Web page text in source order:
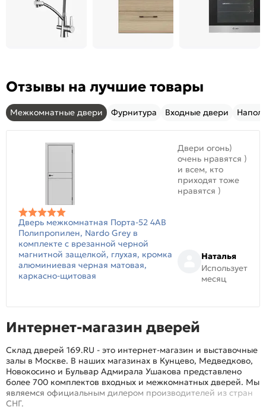
Отзывы на лучшие товары
Межкомнатные двери Фурнитура Входные двери
Дверь межкомнатная Порта-52 4AB
Полипропилен, Nardo Grey в
комплекте с врезанной черной
магнитной защелкой, глухая, кромка
алюминиевая черная матовая,
каркасно-щитовая
Двери огонь)
очень нравятся )
и всем, кто
приходят тоже
нравятся )
Наталья
Использует
месяц
Интернет-магазин дверей
Склад дверей 169.RU - это интернет-магазин и выставочные
залы в Москве. В наших магазинах в Кунцево, Медведково,
Новокосино и Бульвар Адмирала Ушакова представлено
более 700 комплектов входных и межкомнатных дверей. Мы
являемся официальным дилером производителей из стран
СНГ.